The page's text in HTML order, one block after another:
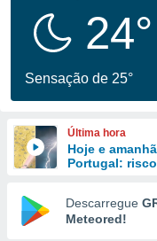
fornecidas
a este
das
e
forma
digital
24°
Sensação de 25°
Última hora
Hoje e
Portugal:
Descarregue
Meteored!